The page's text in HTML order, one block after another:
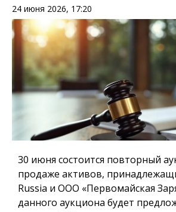
24 июня 2026, 17:20
30 июня состоится повторный
продаже активов,
Russia и ООО «Первомайская
данного аукциона будет